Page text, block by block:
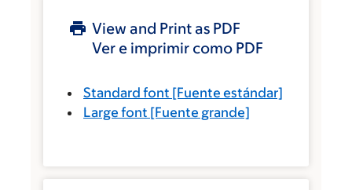
View and Print as PDF
Ver e imprimir como PDF
Standard font [Fuente estándar]
Large font [Fuente grande]